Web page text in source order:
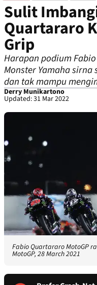
Sulit
Quartararo
Grip
Harapan podium
Monster Yamaha
dan tak mampu
Derry Munikartono
Updated: 31 Mar 2022
Fabio Quartararo MotoGP
MotoGP, 28 March 2021